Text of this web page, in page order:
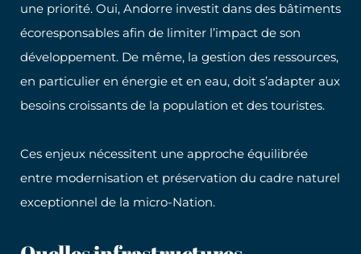
une priorité. Oui, Andorre investit dans des bâtiments
écoresponsables afin de limiter l’impact de son
développement. De même, la gestion des ressources,
en particulier en énergie et en eau, doit s’adapter aux
besoins croissants de la population et des touristes.
Ces enjeux nécessitent une approche équilibrée
entre modernisation et préservation du cadre naturel
exceptionnel de la micro-Nation.